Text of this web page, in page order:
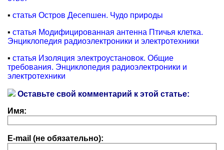
▪ статья Остров Десепшен. Чудо природы
▪ статья Модифицированная антенна Птичья клетка.
Энциклопедия радиоэлектроники и электротехники
▪ статья Изоляция электроустановок. Общие
требования. Энциклопедия радиоэлектроники и
электротехники
Оставьте свой комментарий к этой статье:
Имя:
E-mail (не обязательно):